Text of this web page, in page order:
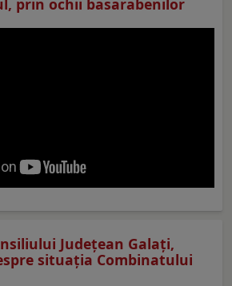
Judeţean Galaţi,
situaţia Combinatului